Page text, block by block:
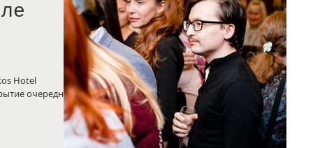
Hotel
очередного